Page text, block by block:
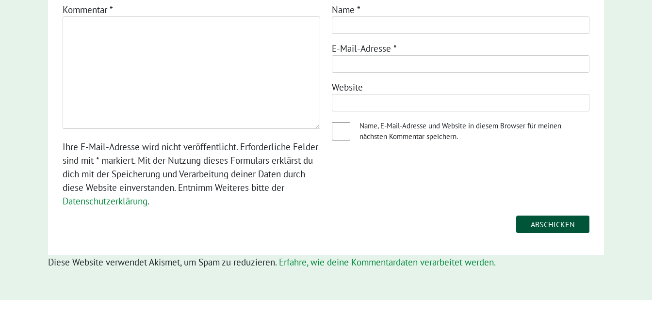
Kommentar*
Ihre E-Mail-Adresse wird nicht veröffentlicht. Erforderliche Felder
sind mit * markiert. Mit der Nutzung dieses Formulars erklärst du
dich mit der Speicherung und Verarbeitung deiner Daten durch
diese Website einverstanden. Entnimm Weiteres bitte der
Datenschutzerklärung.
Name *
E-Mail-Adresse *
Website
Name, E-Mail-Adresse und Website in diesem Browser für meinen
nächsten Kommentar speichern.
Diese Website verwendet Akismet, um Spam zu reduzieren. Erfahre, wie deine Kommentardaten verarbeitet werden.